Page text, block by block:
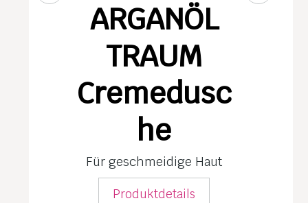
ARGANÖL
TRAUM
Cremedusc
he
Für geschmeidige Haut
Produktdetails